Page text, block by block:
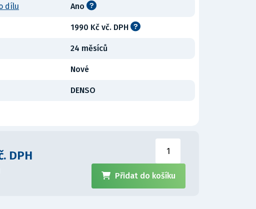
dílu Ano
1990 Kč vč. DPH
24 měsíců
Nové
DENSO
DPH
Přidat do košíku